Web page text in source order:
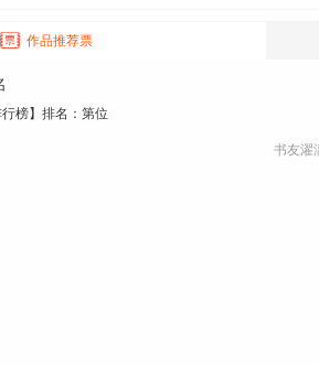
作品推荐票
行榜】排名：第位
书友濯